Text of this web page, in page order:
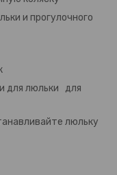
и прогулочного
для люльки для
люльку